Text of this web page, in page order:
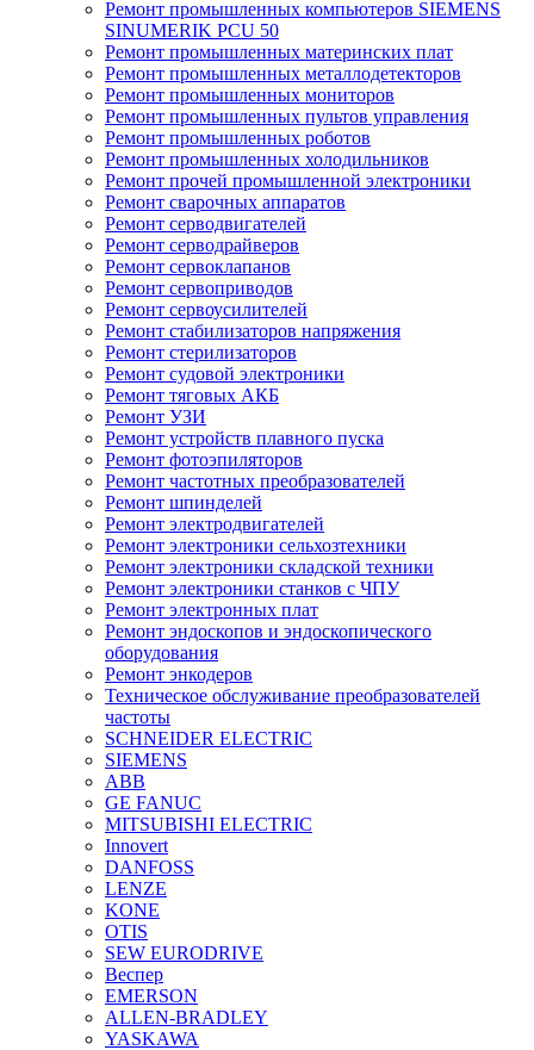
Ремонт промышленных компьютеров SIEMENS
SINUMERIK PCU 50
Ремонт промышленных материнских плат
Ремонт промышленных металлодетекторов
Ремонт промышленных мониторов
Ремонт промышленных пультов управления
Ремонт промышленных роботов
Ремонт промышленных холодильников
Ремонт прочей промышленной электроники
Ремонт сварочных аппаратов
Ремонт серводвигателей
Ремонт серводрайверов
Ремонт сервоклапанов
Ремонт сервоприводов
Ремонт сервоусилителей
Ремонт стабилизаторов напряжения
Ремонт стерилизаторов
Ремонт судовой электроники
Ремонт тяговых АКБ
Ремонт УЗИ
Ремонт устройств плавного пуска
Ремонт фотоэпиляторов
Ремонт частотных преобразователей
Ремонт шпинделей
Ремонт электродвигателей
Ремонт электроники сельхозтехники
Ремонт электроники складской техники
Ремонт электроники станков с ЧПУ
Ремонт электронных плат
Ремонт эндоскопов и эндоскопического
оборудования
Ремонт энкодеров
Техническое обслуживание преобразователей
частоты
SCHNEIDER ELECTRIC
SIEMENS
ABB
GE FANUC
MITSUBISHI ELECTRIC
Innovert
DANFOSS
LENZE
KONE
OTIS
SEW EURODRIVE
Веспер
EMERSON
ALLEN-BRADLEY
YASKAWA